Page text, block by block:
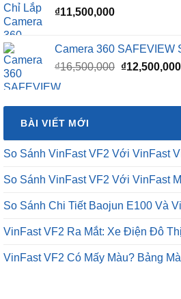
₫11,500,000
Camera 360 SAFEVIEW
₫16,500,000 Giá
₫12,500,000
BÀI VIẾT MỚI
So Sánh VinFast VF2 Với VinFast
So Sánh VinFast VF2 Với VinFast
So Sánh Chi Tiết Baojun E100 Và
VinFast VF2 Ra Mắt: Xe Điện Đô
VinFast VF2 Có Mấy Màu? Bảng